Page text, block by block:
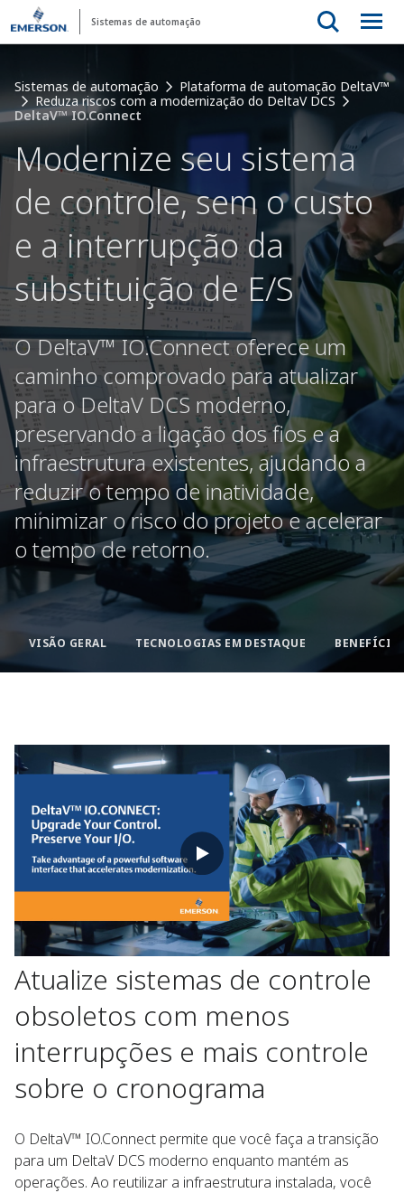
Sistemas de automação
Sistemas de automação
Plataforma de automação DeltaV™
Reduza riscos com a modernização do DeltaV DCS
DeltaV™ IO.Connect
Modernize seu sistema
de controle, sem o custo
e a interrupção da
substituição de E/S
O DeltaV™ IO.Connect oferece um
caminho comprovado para atualizar
para o DeltaV DCS moderno,
preservando a ligação dos fios e a
infraestrutura existentes, ajudando a
reduzir o tempo de inatividade,
minimizar o risco do projeto e acelerar
o tempo de retorno.
VISÃO GERAL TECNOLOGIAS EM DESTAQUE
Atualize sistemas de controle
obsoletos com menos
interrupções e mais controle
sobre o cronograma
O DeltaV™ IO.Connect permite que você faça a transição
para um DeltaV DCS moderno enquanto mantém as
operações. Ao reutilizar a infraestrutura instalada, você